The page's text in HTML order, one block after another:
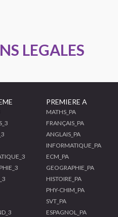
PREMIERE A
MATHS_PA
FRANÇAIS_PA
ANGLAIS_PA
INFORMATIQUE_PA
ECM_PA
GEOGRAPHIE_PA
HISTOIRE_PA
PHY-CHIM_PA
SVT_PA
ESPAGNOL_PA